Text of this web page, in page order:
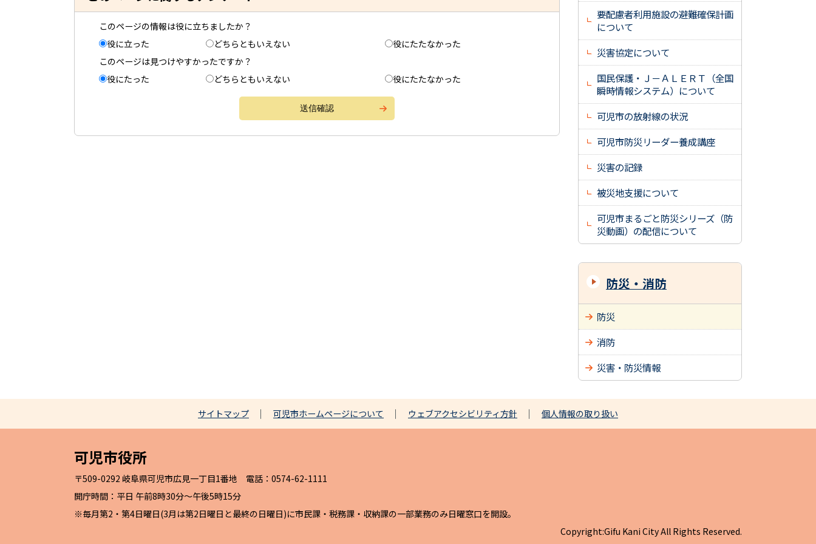
このページの情報は役に立ちましたか？
役に立った
どちらともいえない
役にたたなかった
このページは見つけやすかったですか？
役にたった
どちらともいえない 役にたたなかった
要配慮者利用施設の避難確保計画
について
災害協定について
国民保護・Ｊ－ＡＬＥＲＴ（全国
瞬時情報システム）について
可児市の放射線の状況
可児市防災リーダー養成講座
災害の記録
被災地支援について
可児市まるごと防災シリーズ（防
災動画）の配信について
防災・消防
防災
消防
災害・防災情報
サイトマップ 可児市ホームページについて ウェブアクセシビリティ方針 個人情報の取り扱い
可児市役所
〒509-0292 岐阜県可児市広見一丁目1番地 電話：0574-62-1111
開庁時間：平日 午前8時30分～午後5時15分
※毎月第2・第4日曜日(3月は第2日曜日と最終の日曜日)に市民課・税務課・収納課の一部業務のみ日曜窓口を開設。
Copyright:Gifu Kani City All Rights Reserved.